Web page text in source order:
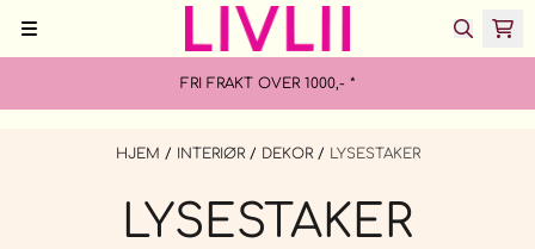
Hopp til innhold
FRI FRAKT OVER 1000,- *
HJEM / INTERIØR / DEKOR / LYSESTAKER
LYSESTAKER